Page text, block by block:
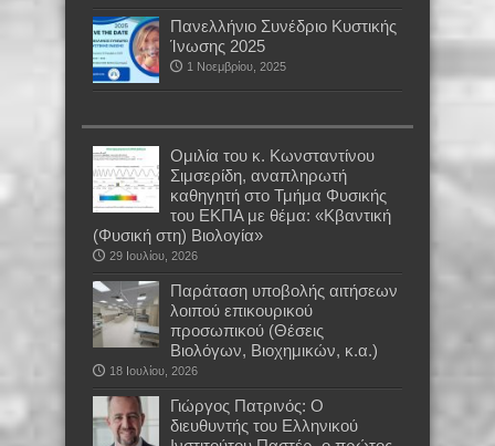
Πανελλήνιο Συνέδριο Κυστικής
Ίνωσης 2025
1 Νοεμβρίου, 2025
Oμιλία του κ. Κωνσταντίνου
Σιμσερίδη, αναπληρωτή
καθηγητή στο Τμήμα Φυσικής
του ΕΚΠΑ με θέμα: «Κβαντική
(Φυσική στη) Βιολογία»
29 Ιουλίου, 2026
Παράταση υποβολής αιτήσεων
λοιπού επικουρικού
προσωπικού (Θέσεις
Βιολόγων, Βιοχημικών, κ.α.)
18 Ιουλίου, 2026
Γιώργος Πατρινός: Ο
διευθυντής του Ελληνικού